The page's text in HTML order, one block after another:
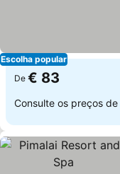
Escolha popular
De € 83
Consulte os preços de